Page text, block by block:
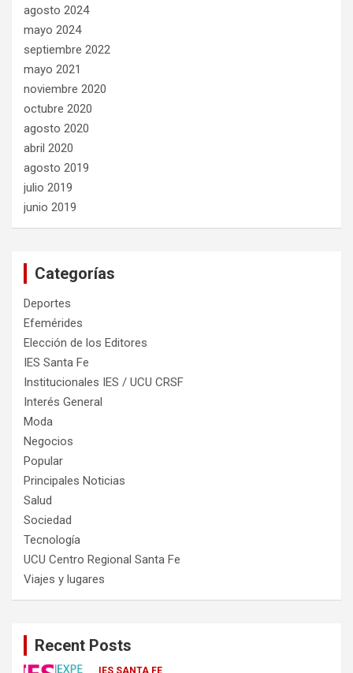
agosto 2024
mayo 2024
septiembre 2022
mayo 2021
noviembre 2020
octubre 2020
agosto 2020
abril 2020
agosto 2019
julio 2019
junio 2019
Categorías
Deportes
Efemérides
Elección de los Editores
IES Santa Fe
Institucionales IES / UCU CRSF
Interés General
Moda
Negocios
Popular
Principales Noticias
Salud
Sociedad
Tecnología
UCU Centro Regional Santa Fe
Viajes y lugares
Recent Posts
IES SANTA FE